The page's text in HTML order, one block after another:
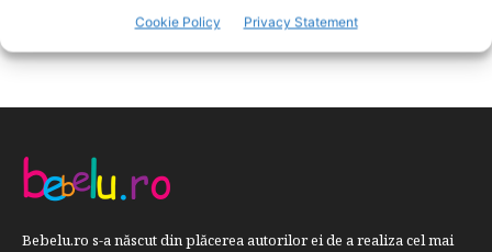
Cookie Policy Privacy Statement
Bebelu.ro s-a născut din plăcerea autorilor ei de a realiza cel mai